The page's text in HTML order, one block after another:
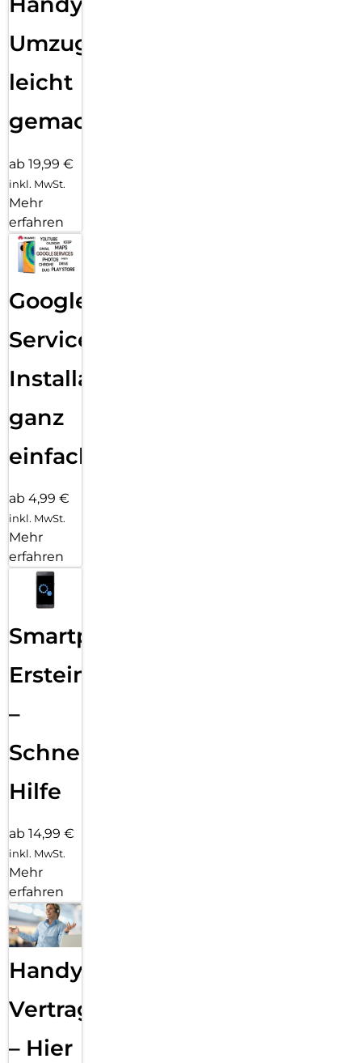
Umzug
leicht
gemacht!
ab 19,99 €
inkl. MwSt.
Mehr
erfahren
Google
Services
Installation
ganz
einfach
ab 4,99 €
inkl. MwSt.
Mehr
erfahren
Smartphone
Ersteinrichtung
–
Schnelle
Hilfe
ab 14,99 €
inkl. MwSt.
Mehr
erfahren
Handy
Vertragsabwicklung
– Hier